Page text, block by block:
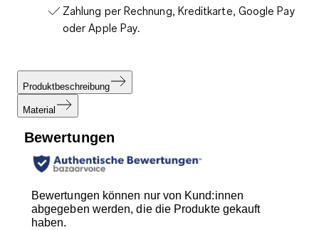
Zahlung per Rechnung, Kreditkarte, Google Pay
oder Apple Pay.
Produktbeschreibung
Material
Bewertungen
Bewertungen können nur von Kund:innen
abgegeben werden, die die Produkte gekauft
haben.